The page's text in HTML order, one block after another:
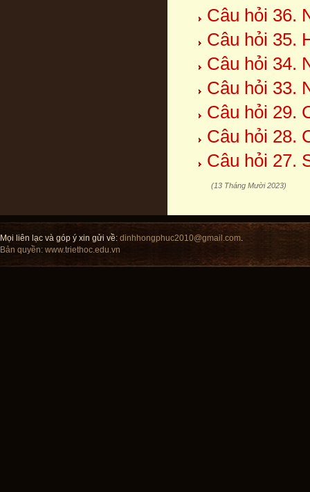
Câu hỏi 36.
Câu hỏi 35.
Câu hỏi 34.
Câu hỏi 33.
Câu hỏi 29.
Câu hỏi 28.
Câu hỏi 27.
(13 Tháng Mười 2023)
Mọi liên lạc và góp ý xin gửi về: dinhhongphuc2010@gmail.com.
Bản quyền: www.triethoc.edu.vn